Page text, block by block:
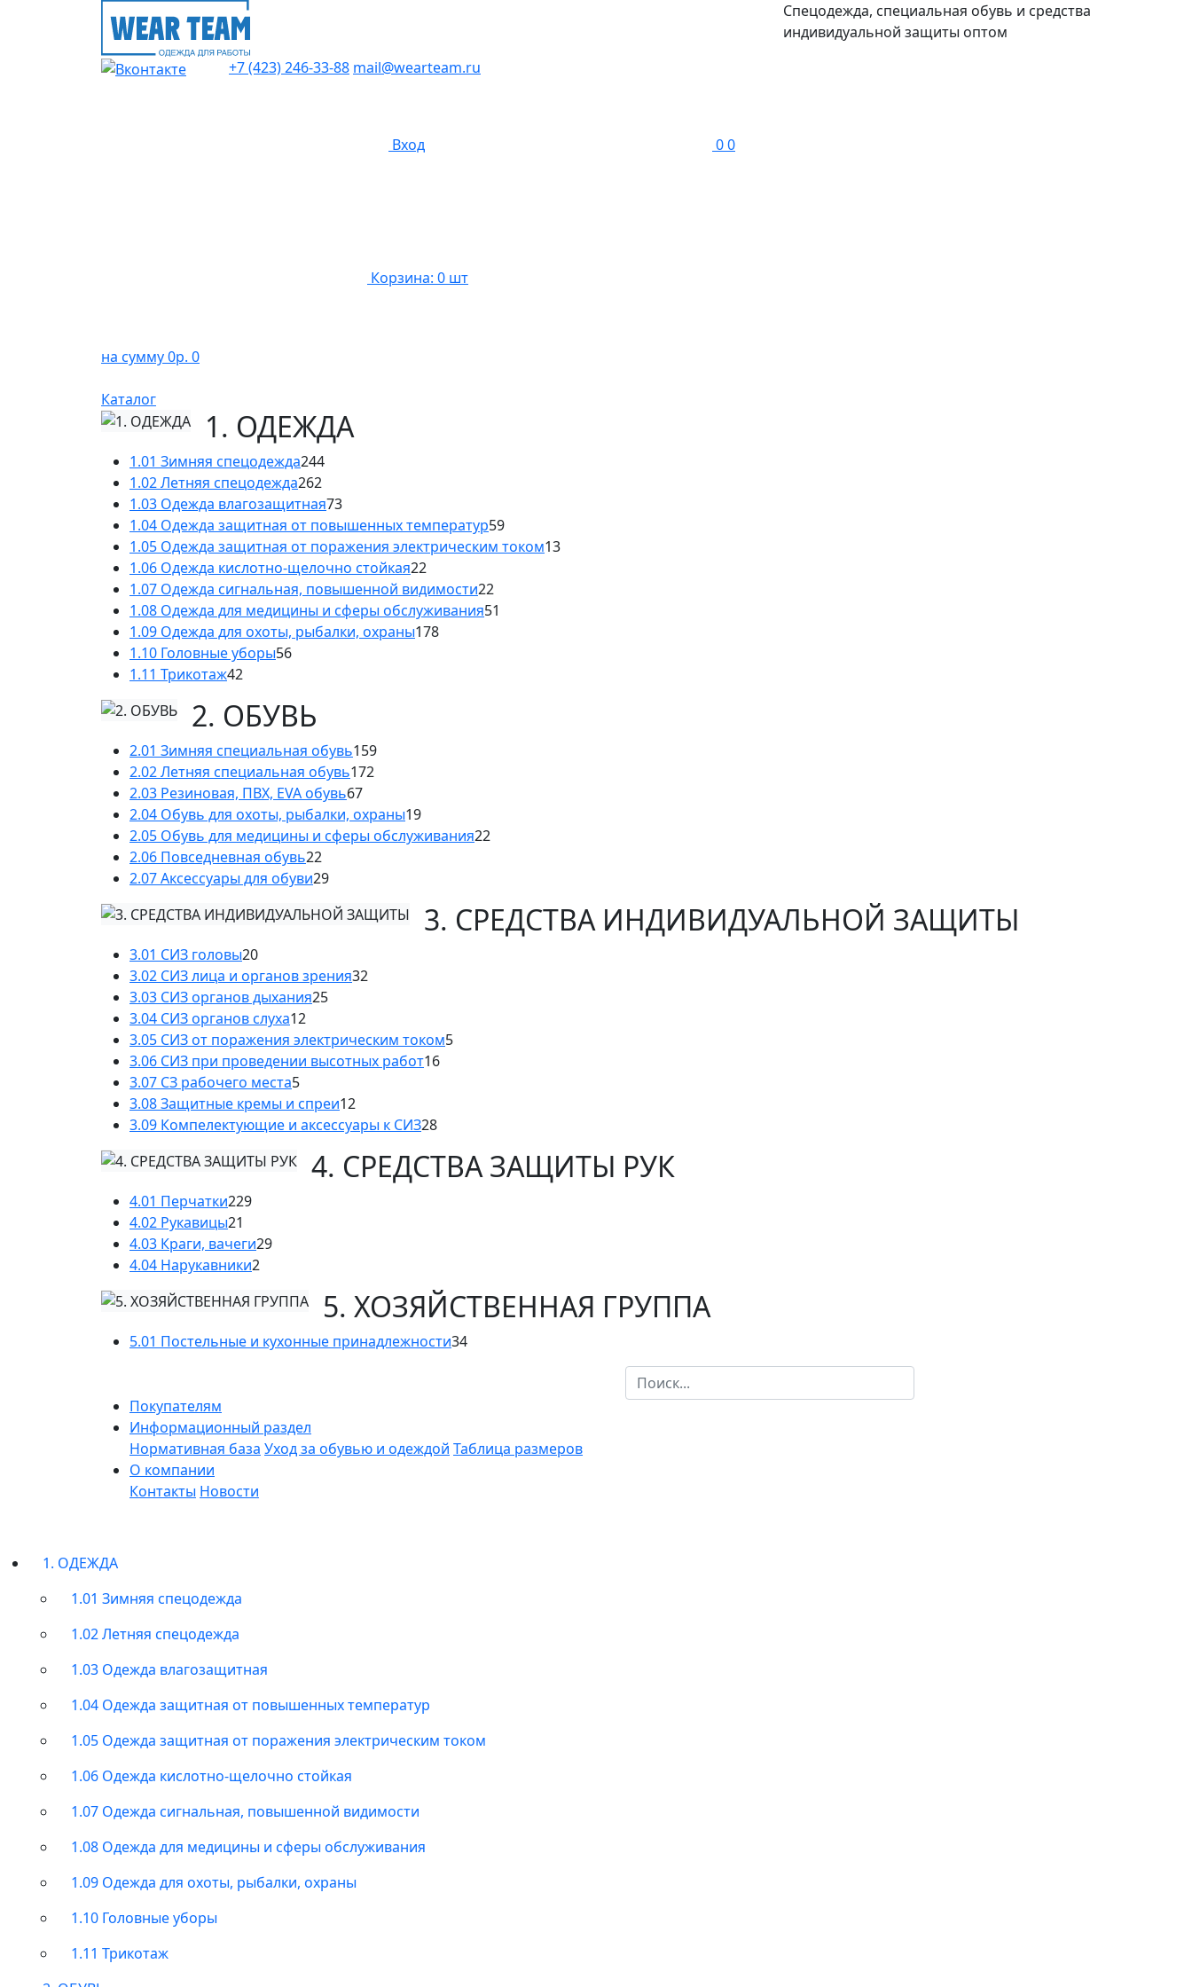
Спецодежда, специальная обувь и средства
индивидуальной защиты оптом
+7 (423) 246-33-88 mail@wearteam.ru
Вход 00
Корзина: 0 шт
на сумму 0р. 0
Каталог
1. ОДЕЖДА
1.01 Зимняя спецодежда244
1.02 Летняя спецодежда262
1.03 Одежда влагозащитная73
1.04 Одежда защитная от повышенных температур59
1.05 Одежда защитная от поражения электрическим током13
1.06 Одежда кислотно-щелочно стойкая22
1.07 Одежда сигнальная, повышенной видимости22
1.08 Одежда для медицины и сферы обслуживания51
1.09 Одежда для охоты, рыбалки, охраны178
1.10 Головные уборы56
1.11 Трикотаж42
2. ОБУВЬ
2.01 Зимняя специальная обувь159
2.02 Летняя специальная обувь172
2.03 Резиновая, ПВХ, EVA обувь67
2.04 Обувь для охоты, рыбалки, охраны19
2.05 Обувь для медицины и сферы обслуживания22
2.06 Повседневная обувь22
2.07 Аксессуары для обуви29
3. СРЕДСТВА ИНДИВИДУАЛЬНОЙ ЗАЩИТЫ
3.01 СИЗ головы20
3.02 СИЗ лица и органов зрения32
3.03 СИЗ органов дыхания25
3.04 СИЗ органов слуха12
3.05 СИЗ от поражения электрическим током5
3.06 СИЗ при проведении высотных работ16
3.07 СЗ рабочего места5
3.08 Защитные кремы и спреи12
3.09 Компелектующие и аксессуары к СИЗ28
4. СРЕДСТВА ЗАЩИТЫ РУК
4.01 Перчатки229
4.02 Рукавицы21
4.03 Краги, вачеги29
4.04 Нарукавники2
5. ХОЗЯЙСТВЕННАЯ ГРУППА
5.01 Постельные и кухонные принадлежности34
Покупателям
Информационный раздел
Нормативная база Уход за обувью и одеждой Таблица размеров
О компании
Контакты Новости
1. ОДЕЖДА
1.01 Зимняя спецодежда
1.02 Летняя спецодежда
1.03 Одежда влагозащитная
1.04 Одежда защитная от повышенных температур
1.05 Одежда защитная от поражения электрическим током
1.06 Одежда кислотно-щелочно стойкая
1.07 Одежда сигнальная, повышенной видимости
1.08 Одежда для медицины и сферы обслуживания
1.09 Одежда для охоты, рыбалки, охраны
1.10 Головные уборы
1.11 Трикотаж